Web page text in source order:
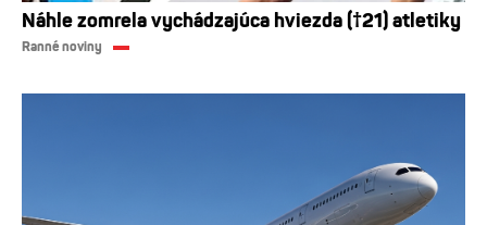
Náhle zomrela vychádzajúca hviezda (†21) atletiky
Ranné noviny